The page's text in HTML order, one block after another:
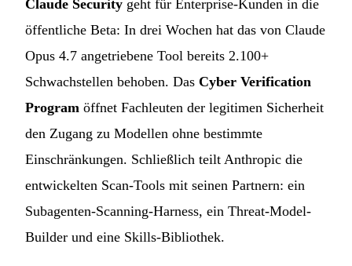
Claude Security geht für Enterprise-Kunden in die
öffentliche Beta: In drei Wochen hat das von Claude
Opus 4.7 angetriebene Tool bereits 2.100+
Schwachstellen behoben. Das Cyber Verification
Program öffnet Fachleuten der legitimen Sicherheit
den Zugang zu Modellen ohne bestimmte
Einschränkungen. Schließlich teilt Anthropic die
entwickelten Scan-Tools mit seinen Partnern: ein
Subagenten-Scanning-Harness, ein Threat-Model-
Builder und eine Skills-Bibliothek.